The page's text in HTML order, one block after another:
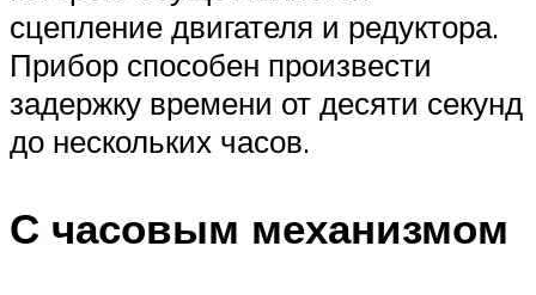
сцепление двигателя и редуктора.
Прибор способен произвести
задержку времени от десяти секунд
до нескольких часов.
С часовым механизмом